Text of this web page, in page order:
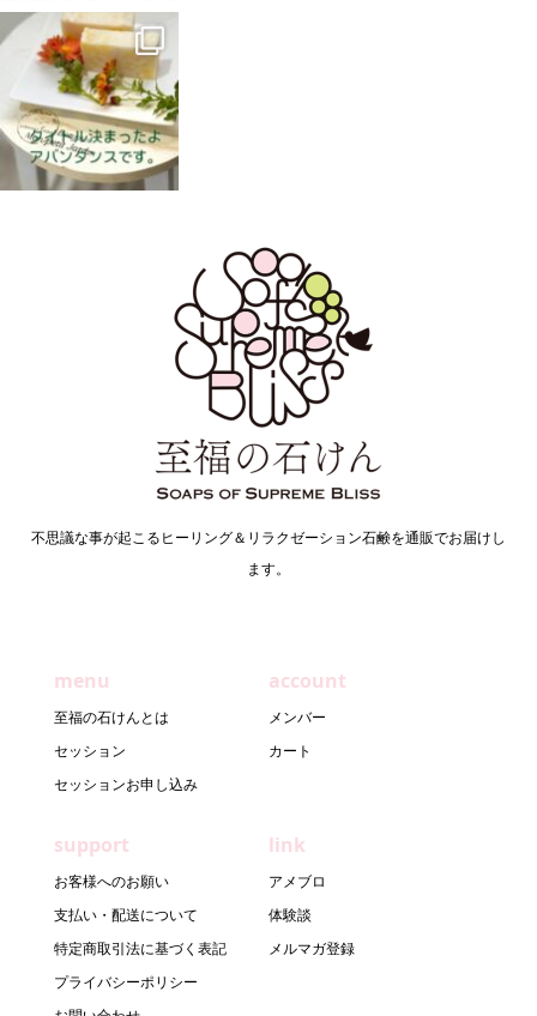
不思議な事が起こるヒーリング＆リラクゼーション石鹸を通販でお届けし
ます。
menu
至福の石けんとは
セッション
セッションお申し込み
account
メンバー
カート
support
お客様へのお願い
支払い・配送について
特定商取引法に基づく表記
プライバシーポリシー
link
アメブロ
体験談
メルマガ登録